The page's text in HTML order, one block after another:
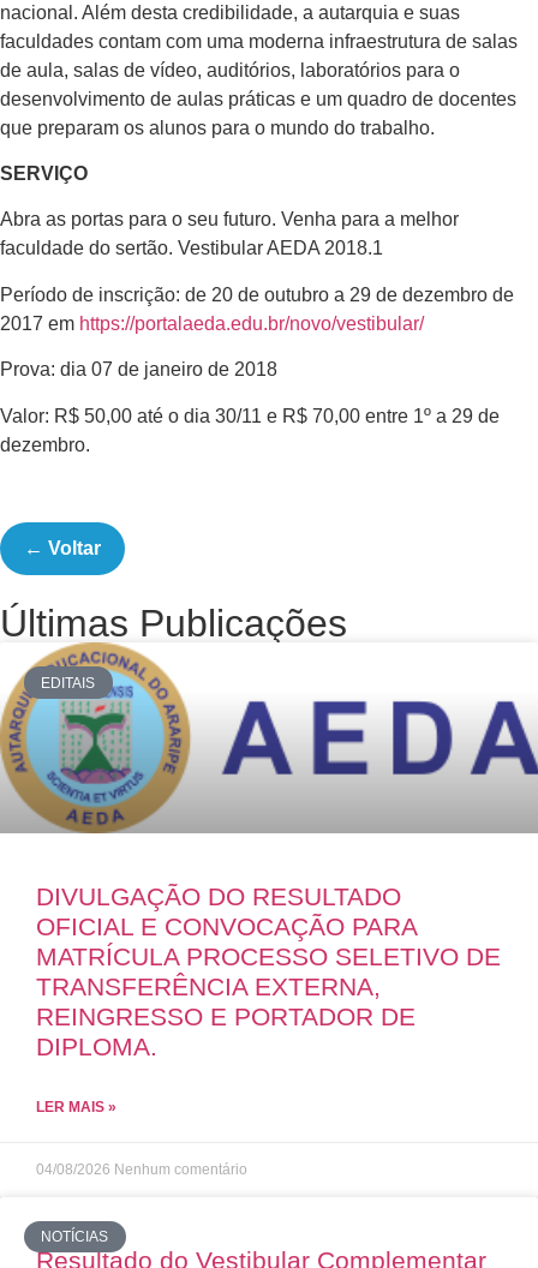
nacional. Além desta credibilidade, a autarquia e suas
faculdades contam com uma moderna infraestrutura de salas
de aula, salas de vídeo, auditórios, laboratórios para o
desenvolvimento de aulas práticas e um quadro de docentes
que preparam os alunos para o mundo do trabalho.
SERVIÇO
Abra as portas para o seu futuro. Venha para a melhor
faculdade do sertão. Vestibular AEDA 2018.1
Período de inscrição: de 20 de outubro a 29 de dezembro de
2017 em https://portalaeda.edu.br/novo/vestibular/
Prova: dia 07 de janeiro de 2018
Valor: R$ 50,00 até o dia 30/11 e R$ 70,00 entre 1º a 29 de
dezembro.
← Voltar
Últimas Publicações
EDITAIS
DIVULGAÇÃO DO RESULTADO
OFICIAL E CONVOCAÇÃO PARA
MATRÍCULA PROCESSO SELETIVO DE
TRANSFERÊNCIA EXTERNA,
REINGRESSO E PORTADOR DE
DIPLOMA.
LER MAIS »
04/08/2026 Nenhum comentário
NOTÍCIAS
Resultado do Vestibular Complementar